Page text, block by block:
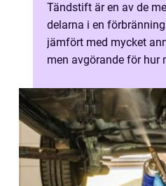
Tändstift är en av de
delarna i en
jämfört med mycket
men avgörande för hur